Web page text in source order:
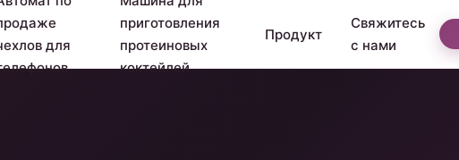
для
приготовления
протеиновых
коктейлей
Продукт
Свяжитесь
с нами